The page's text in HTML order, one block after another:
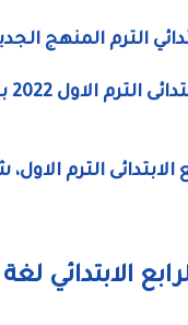
2022، منهح علوم رابعة
الترم